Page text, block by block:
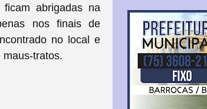
abrigadas na
nos finais de
no local e
tratos.